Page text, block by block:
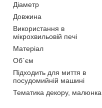
Діаметр
Довжина
Використання в
мікрохвильовій печі
Матеріал
Об`єм
Підходить для миття в
посудомийній машині
Тематика декору, малюнка